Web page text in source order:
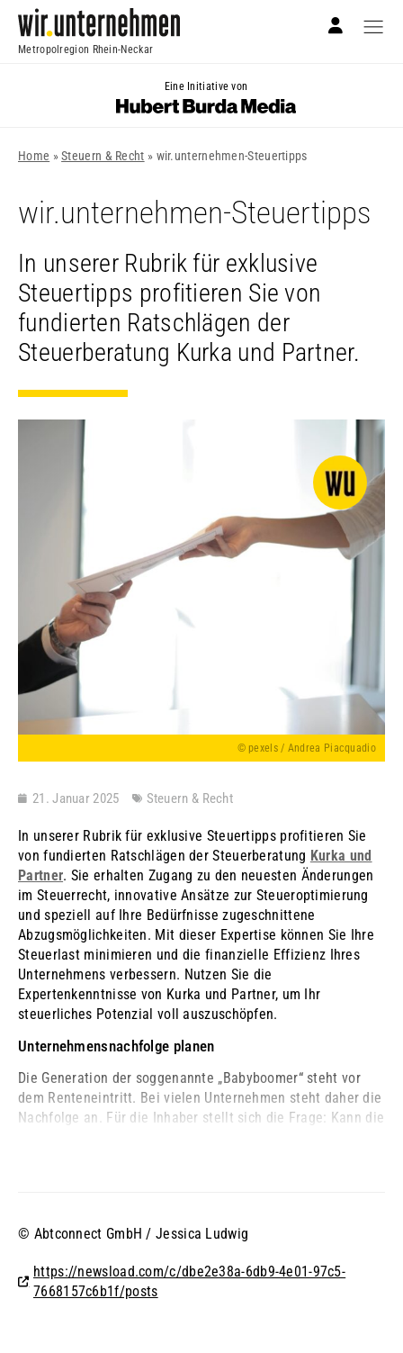
Metropolregion Rhein-Neckar
Eine Initiative von
Home »Steuern & Recht » wir.unternehmen-Steuertipps
wir.unternehmen-Steuertipps
In unserer Rubrik für exklusive
Steuertipps profitieren Sie von
fundierten Ratschlägen der
Steuerberatung Kurka und Partner.
© pexels / Andrea Piacquadio
21. Januar 2025 Steuern & Recht
In unserer Rubrik für exklusive Steuertipps profitieren Sie
von fundierten Ratschlägen der Steuerberatung Kurka und
Partner. Sie erhalten Zugang zu den neuesten Änderungen
im Steuerrecht, innovative Ansätze zur Steuer­optimierung
und speziell auf Ihre Bedürfnisse zugeschnittene
Abzugsmöglichkeiten. Mit dieser Expertise können Sie Ihre
Steuerlast minimieren und die finanzielle Effizienz Ihres
Unternehmens verbessern. Nutzen Sie die
Expertenkenntnisse von Kurka und Partner, um Ihr
steuerliches Potenzial voll auszuschöpfen.
Unternehmensnachfolge planen
Die Generation der soggenannte „Babyboomer“ steht vor
dem Renteneintritt. Bei vielen Unternehmen steht daher die
Nachfolge an. Für die Inhaber stellt sich die Frage: Kann die
© Abtconnect GmbH / Jessica Ludwig
https://newsload.com/c/dbe2e38a-6db9-4e01-97c5-
7668157c6b1f/posts